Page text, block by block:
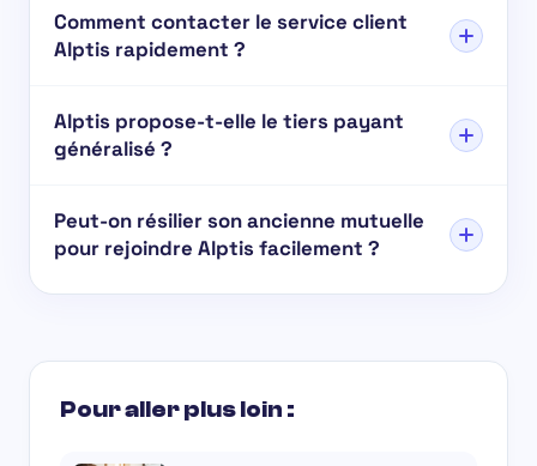
Comment contacter le service client
Alptis rapidement ?
Alptis propose-t-elle le tiers payant
généralisé ?
Peut-on résilier son ancienne mutuelle
pour rejoindre Alptis facilement ?
Pour aller plus loin :